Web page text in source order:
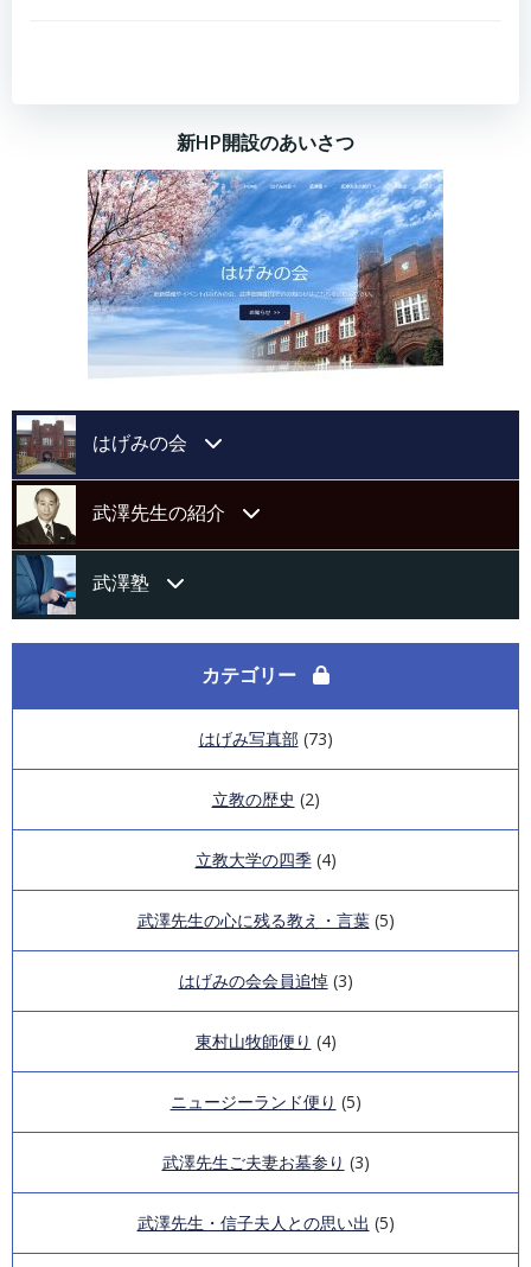
新HP開設のあいさつ
はげみの会
はげみの会会則
会報「はげみ」第12号
会報「はげみ」第11号
会報「はげみ」第10号
会報「はげみ」第9号（第1回オンラインはげみの会）
会報「はげみ」第8号
会報「はげみ」第7号
会報「はげみ」第6号
会報「はげみ」第5号
会報「はげみ」第4号
会報「はげみ」第3号
武澤先生の紹介
著書目録
武澤塾
武澤塾代表挨拶
講演録第12回
講演録第11回
講演録第10回
第3回「ZOOM IN武澤塾」講演録
カテゴリー
はげみ写真部(73)
立教の歴史 (2)
立教大学の四季(4)
武澤先生の心に残る教え・言葉(5)
はげみの会会員追悼(3)
東村山牧師便り (4)
ニュージーランド便り (5)
武澤先生ご夫妻お墓参り (3)
武澤先生・信子夫人との思い出 (5)